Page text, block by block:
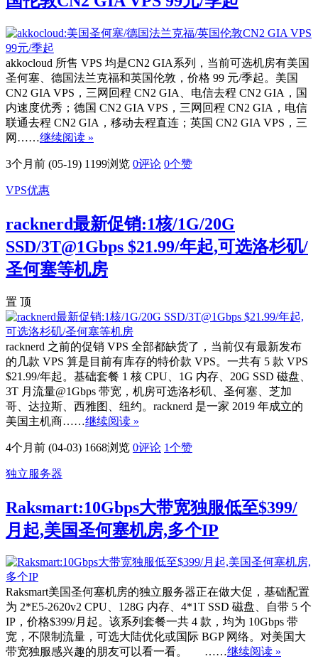
akkocloud 所售 VPS 均是CN2 GIA系列，当前可选机房有美国
圣何塞、德国法兰克福和英国伦敦，价格 99 元/季起。美国
CN2 GIA VPS，三网回程 CN2 GIA、电信去程 CN2 GIA，国
内速度优秀；德国 CN2 GIA VPS，三网回程 CN2 GIA，电信
联通去程 CN2 GIA，移动去程直连；英国 CN2 GIA VPS，三
网……继续阅读 »
3个月前 (05-19) 1199浏览 0评论 0个赞
VPS优惠
racknerd最新促销:1核/1G/20G
SSD/3T@1Gbps $21.99/年起,可选洛杉矶/
圣何塞等机房
置 顶
racknerd 之前的促销 VPS 全部都缺货了，当前仅有最新发布
的几款 VPS 算是目前有库存的特价款 VPS。一共有 5 款 VPS
$21.99/年起。基础套餐 1 核 CPU、1G 内存、20G SSD 磁盘、
3T 月流量@1Gbps 带宽，机房可选洛杉矶、圣何塞、芝加
哥、达拉斯、西雅图、纽约。racknerd 是一家 2019 年成立的
美国主机商……继续阅读 »
4个月前 (04-03) 1668浏览 0评论 1个赞
独立服务器
Raksmart:10Gbps大带宽独服低至$399/
月起,美国圣何塞机房,多个IP
Raksmart美国圣何塞机房的独立服务器正在做大促，基础配置
为 2*E5-2620v2 CPU、128G 内存、4*1T SSD 磁盘、自带 5 个
IP，价格$399/月起。该系列套餐一共 4 款，均为 10Gbps 带
宽，不限制流量，可选大陆优化或国际 BGP 网络。对美国大
带宽独服感兴趣的朋友可以看一看。 ……继续阅读 »